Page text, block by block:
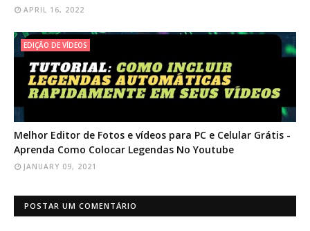
APRIL 16, 2022
EDIÇÃO DE VÍDEOS
Melhor Editor de Fotos e vídeos para PC e Celular Grátis -
Aprenda Como Colocar Legendas No Youtube
JANUARY 09, 2021
POSTAR UM COMENTÁRIO